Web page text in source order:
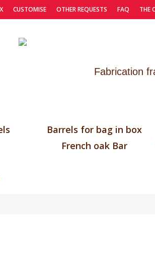
CUSTOMISE OTHER REQUESTS FAQ THE
Fabrication
Barrels for bag in box
French oak Bar